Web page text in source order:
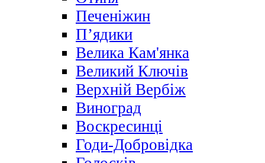
Печеніжин
П’ядики
Велика Кам'янка
Великий Ключів
Верхній Вербіж
Виноград
Воскресинці
Годи-Добровідка